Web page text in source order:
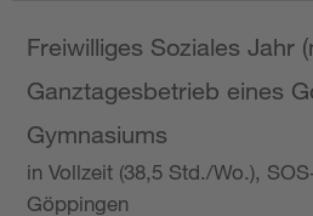
Freiwilliges Soziales Jahr
Ganztagesbetrieb eines
Gymnasiums
in Vollzeit (38,5 Std./Wo.),
Göppingen